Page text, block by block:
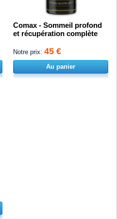
Comax - Sommeil profond
et récupération complète
Notre prix: 45 €
Au panier